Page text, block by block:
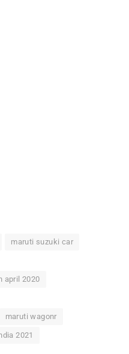
maruti suzuki car
april 2020
maruti wagonr
2021